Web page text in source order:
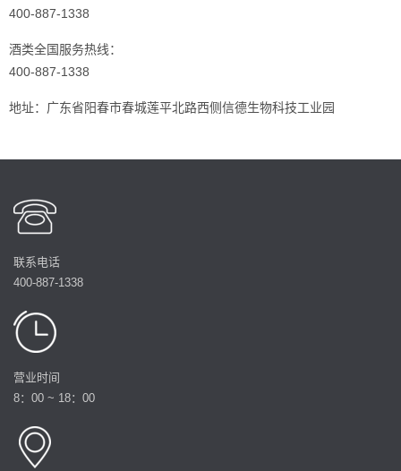
400-887-1338
酒类全国服务热线：
400-887-1338
地址：广东省阳春市春城莲平北路西侧信德生物科技工业园
联系电话
400-887-1338
营业时间
8：00 ~ 18：00